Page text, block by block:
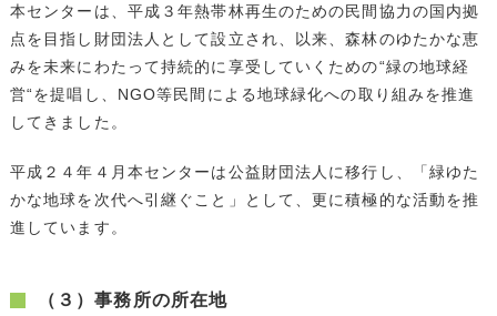
本センターは、平成３年熱帯林再生のための民間協力の国内拠
点を目指し財団法人として設立され、以来、森林のゆたかな恵
みを未来にわたって持続的に享受していくための“緑の地球経
営“を提唱し、NGO等民間による地球緑化への取り組みを推進
してきました。
平成２４年４月本センターは公益財団法人に移行し、「緑ゆた
かな地球を次代へ引継ぐこと」として、更に積極的な活動を推
進しています。
（３）事務所の所在地